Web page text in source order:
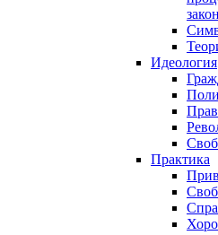
Идеология
Практика